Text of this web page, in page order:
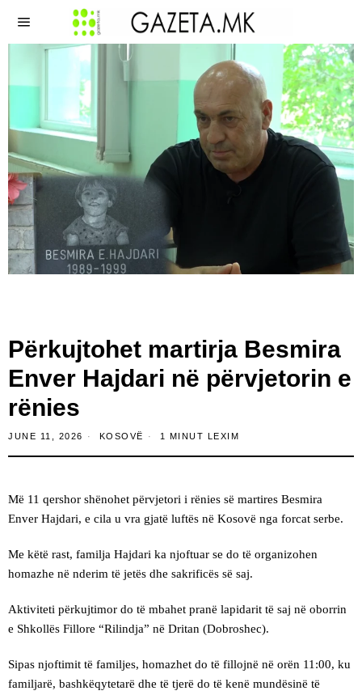
Përkujtohet martirja Besmira
Enver Hajdari në përvjetorin e
rënies
JUNE 11, 2026 KOSOVË 1 MINUT LEXIM
Më 11 qershor shënohet përvjetori i rënies së martires Besmira
Enver Hajdari, e cila u vra gjatë luftës në Kosovë nga forcat serbe.
Me këtë rast, familja Hajdari ka njoftuar se do të organizohen
homazhe në nderim të jetës dhe sakrificës së saj.
Aktiviteti përkujtimor do të mbahet pranë lapidarit të saj në oborrin
e Shkollës Fillore “Rilindja” në Dritan (Dobroshec).
Sipas njoftimit të familjes, homazhet do të fillojnë në orën 11:00, ku
familjarë, bashkëqytetarë dhe të tjerë do të kenë mundësinë të